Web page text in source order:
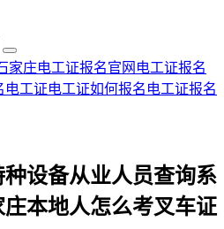
家庄电工证报名官网 电工证报名
电工证电工证如何报名 电工证报名
设备从业人员查询系
本地人怎么考叉车证